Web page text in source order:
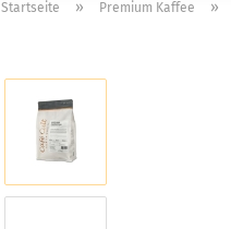
Startseite » Premium Kaffee »